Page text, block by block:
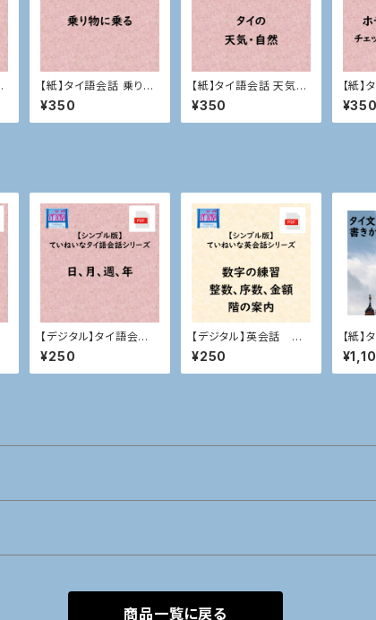
【紙】タイ語会話 乗り物
に乗る
¥350
【紙】タイ語会話 天気・
自然
¥350
【紙
での会
¥350
【デジタル】タイ語会
話 日、月、週、年
¥250
【デジタル】英会話 数
字（整数、序数、金額、階
の案内）
¥250
【紙
た
商品一覧に戻る